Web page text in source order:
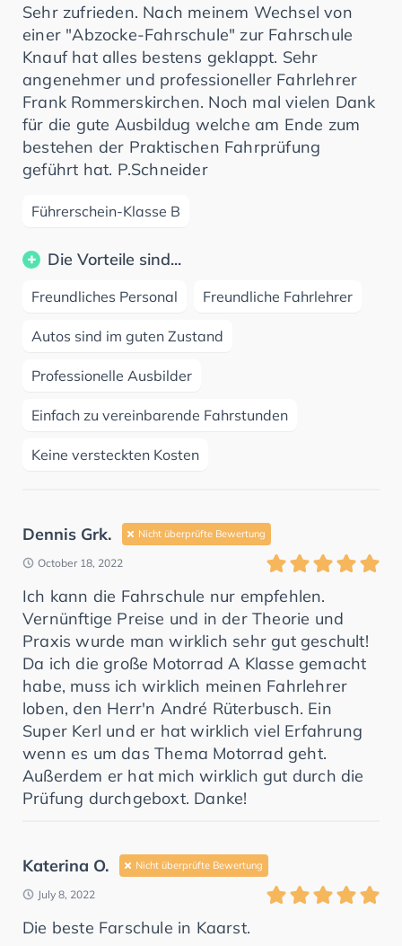
Sehr zufrieden. Nach meinem Wechsel von
einer "Abzocke-Fahrschule" zur Fahrschule
Knauf hat alles bestens geklappt. Sehr
angenehmer und professioneller Fahrlehrer
Frank Rommerskirchen. Noch mal vielen Dank
für die gute Ausbildug welche am Ende zum
bestehen der Praktischen Fahrprüfung
geführt hat. P.Schneider
Führerschein-Klasse B
Die Vorteile sind...
Freundliches Personal Freundliche Fahrlehrer
Autos sind im guten Zustand
Professionelle Ausbilder
Einfach zu vereinbarende Fahrstunden
Keine versteckten Kosten
Dennis Grk. Nicht überprüfte Bewertung
October 18, 2022
Ich kann die Fahrschule nur empfehlen.
Vernünftige Preise und in der Theorie und
Praxis wurde man wirklich sehr gut geschult!
Da ich die große Motorrad A Klasse gemacht
habe, muss ich wirklich meinen Fahrlehrer
loben, den Herr'n André Rüterbusch. Ein
Super Kerl und er hat wirklich viel Erfahrung
wenn es um das Thema Motorrad geht.
Außerdem er hat mich wirklich gut durch die
Prüfung durchgeboxt. Danke!
Katerina O. Nicht überprüfte Bewertung
July 8, 2022
Die beste Farschule in Kaarst.